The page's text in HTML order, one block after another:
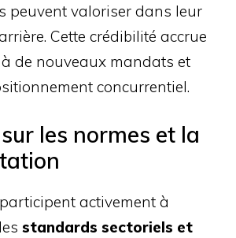
peuvent valoriser dans leur
Cette crédibilité accrue
à de nouveaux mandats et
concurrentiel.
les normes et la
activement à
standards sectoriels et